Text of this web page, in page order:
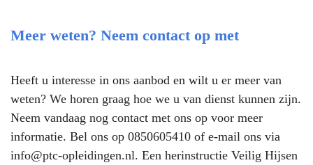
Meer weten? Neem contact op met
Heeft u interesse in ons aanbod en wilt u er meer van
weten? We horen graag hoe we u van dienst kunnen zijn.
Neem vandaag nog contact met ons op voor meer
informatie. Bel ons op 0850605410 of e-mail ons via
info@ptc-opleidingen.nl. Een herinstructie Veilig Hijsen